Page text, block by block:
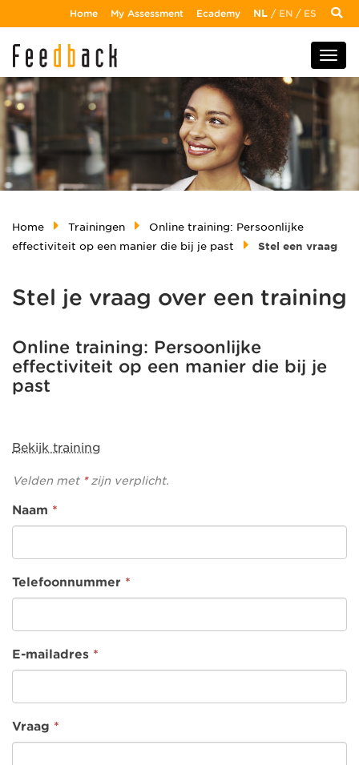
Home My Assessment Ecademy NL / EN / ES
Home Trainingen
Online training: Persoonlijke
effectiviteit op een manier die bij je past
Stel een vraag
Stel je vraag over een training
Online training: Persoonlijke
effectiviteit op een manier die bij je
past
Bekijk training
Velden met *zijn verplicht.
Naam *
Telefoonnummer *
E-mailadres *
Vraag *